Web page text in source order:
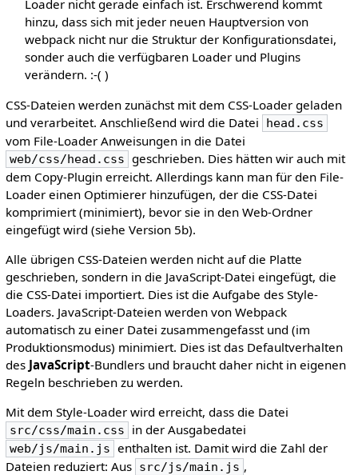
Loader nicht gerade einfach ist. Erschwerend kommt
hinzu, dass sich mit jeder neuen Hauptversion von
webpack nicht nur die Struktur der Konfigurationsdatei,
sonder auch die verfügbaren Loader und Plugins
verändern. :-( )
CSS-Dateien werden zunächst mit dem CSS-Loader geladen
und verarbeitet. Anschließend wird die Datei
head.css
vom File-Loader Anweisungen in die Datei
web/css/head.css geschrieben. Dies hätten wir auch mit
dem Copy-Plugin erreicht. Allerdings kann man für den File-
Loader einen Optimierer hinzufügen, der die CSS-Datei
komprimiert (minimiert), bevor sie in den Web-Ordner
eingefügt wird (siehe Version 5b).
Alle übrigen CSS-Dateien werden nicht auf die Platte
geschrieben, sondern in die JavaScript-Datei eingefügt, die
die CSS-Datei importiert. Dies ist die Aufgabe des Style-
Loaders. JavaScript-Dateien werden von Webpack
automatisch zu einer Datei zusammengefasst und (im
Produktionsmodus) minimiert. Dies ist das Defaultverhalten
des JavaScript-Bundlers und braucht daher nicht in eigenen
Regeln beschrieben zu werden.
Mit dem Style-Loader wird erreicht, dass die Datei
src/css/main.css in der Ausgabedatei
web/js/main.js enthalten ist. Damit wird die Zahl der
Dateien reduziert: Aus src/js/main.js ,